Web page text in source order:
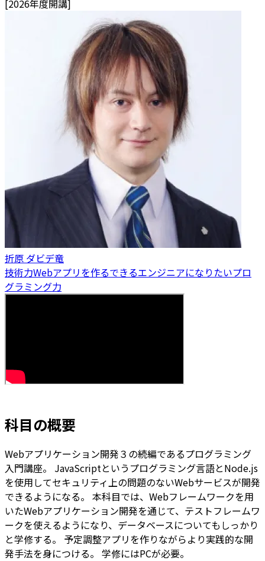
[2026年度開講]
折原 ダビデ竜
技術力Webアプリを作るできるエンジニアになりたいプロ
グラミング力
科目の概要
Webアプリケーション開発３の続編であるプログラミング
入門講座。 JavaScriptというプログラミング言語とNode.js
を使用してセキュリティ上の問題のないWebサービスが開発
できるようになる。 本科目では、Webフレームワークを用
いたWebアプリケーション開発を通じて、テストフレームワ
ークを使えるようになり、データベースについてもしっかり
と学修する。 予定調整アプリを作りながらより実践的な開
発手法を身につける。 学修にはPCが必要。